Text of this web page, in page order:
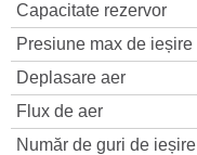
Capacitate rezervor
Presiune max de ieșire
Deplasare aer
Flux de aer
Număr de guri de ieșire